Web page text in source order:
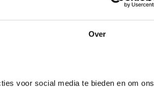
Over
voor social media te bieden en om ons